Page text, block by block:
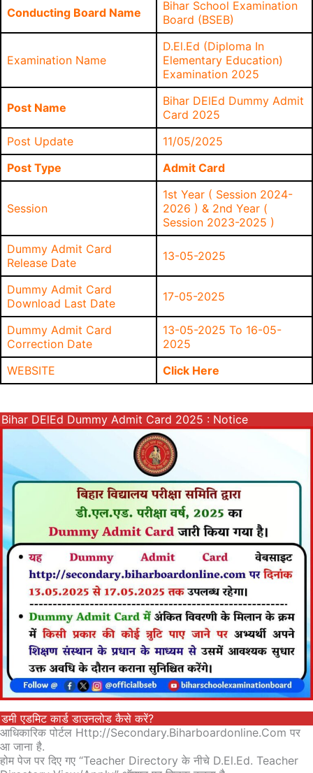
Conducting Board Name
Bihar School Examination
Board (BSEB)
Examination Name
D.El.Ed (Diploma In
Elementary Education)
Examination 2025
Post Name
Bihar DElEd Dummy Admit
Card 2025
Post Update
11/05/2025
Post Type
Admit Card
Session
1st Year ( Session 2024-
2026 ) & 2nd Year (
Session 2023-2025 )
Dummy Admit Card
Release Date
13-05-2025
Dummy Admit Card
Download Last Date
17-05-2025
Dummy Admit Card
Correction Date
13-05-2025 To 16-05-
2025
WEBSITE
Click Here
Bihar DElEd Dummy Admit Card 2025 : Notice
डमी एडमिट कार्ड डाउनलोड कैसे करें?
आधिकारिक पोर्टल Http://secondary.biharboardonline.com पर
आ जाना है.
होम पेज पर दिए गए “Teacher Directory के नीचे D.El.Ed. Teacher